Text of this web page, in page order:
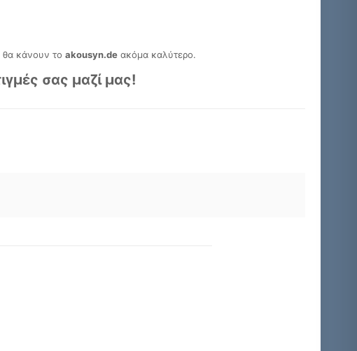
θα κάνουν τοakousyn.de ακόμα καλύτερο.
σας μαζί μας!